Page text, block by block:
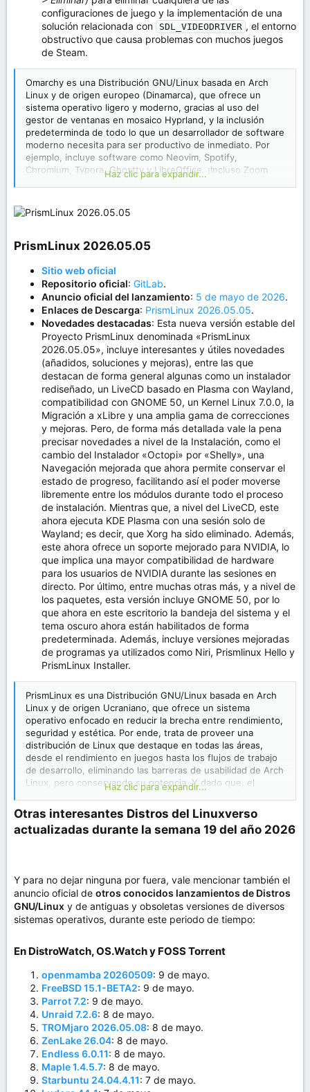
configuraciones de juego y la implementación de una
solución relacionada con
SDL_VIDEODRIVER , el entorno
obstructivo que causa problemas con muchos juegos
de Steam.
Omarchy es una Distribución GNU/Linux basada en Arch
Linux y de origen europeo (Dinamarca), que ofrece un
sistema operativo ligero y moderno, gracias al uso del
gestor de ventanas en mosaico Hyprland, y la inclusión
predeterminda de todo lo que un desarrollador de software
moderno necesita para ser productivo de inmediato. Por
ejemplo, incluye software como Neovim, Spotify,
Chromium, Typora, Ghostty y LibreOffice. ¡Incluso Zoom
está incluido! Pero no se trata solo de un paquete de
pensando tanto en la estética como en la productividad.
Por lo que, en definitiva prioriza ser un sistema hermoso
Haz clic para expandir...
PrismLinux 2026.05.05​
Sitio web oficial
Repositorio oficial: GitLab.
Anuncio oficial del lanzamiento: 5 de mayo de 2026.
Enlaces de Descarga: PrismLinux 2026.05.05.
Novedades destacadas: Esta nueva versión estable del
Proyecto PrismLinux denominada «PrismLinux
2026.05.05», incluye interesantes y útiles novedades
(añadidos, soluciones y mejoras), entre las que
destacan de forma general algunas como un instalador
rediseñado, un LiveCD basado en Plasma con Wayland,
compatibilidad con GNOME 50, un Kernel Linux 7.0.0, la
Migración a xLibre y una amplia gama de correcciones
y mejoras. Pero, de forma más detallada vale la pena
precisar novedades a nivel de la Instalación, como el
cambio del Instalador «Octopi» por «Shelly», una
Navegación mejorada que ahora permite conservar el
estado de progreso, facilitando así el poder moverse
libremente entre los módulos durante todo el proceso
de instalación. Mientras que, a nivel del LiveCD, este
ahora ejecuta KDE Plasma con una sesión solo de
Wayland; es decir, que Xorg ha sido eliminado. Además,
este ahora ofrece un soporte mejorado para NVIDIA, lo
que implica una mayor compatibilidad de hardware
para los usuarios de NVIDIA durante las sesiones en
directo. Por último, entre muchas otras más, y a nivel de
los paquetes, esta versión incluye GNOME 50, por lo
que ahora en este escritorio la bandeja del sistema y el
tema oscuro ahora están habilitados de forma
predeterminada. Además, incluye versiones mejoradas
de programas ya utilizados como Niri, Prismlinux Hello y
PrismLinux Installer.
PrismLinux es una Distribución GNU/Linux basada en Arch
Linux y de origen Ucraniano, que ofrece un sistema
operativo enfocado en reducir la brecha entre rendimiento,
seguridad y estética. Por ende, trata de proveer una
distribución de Linux que destaque en todas las áreas,
desde el rendimiento en juegos hasta los flujos de trabajo
de desarrollo, eliminando las barreras de usabilidad de Arch
Linux, pero conservando su potencia. Y dado que, el
código abierto se basa en la colaboración, y no en la
competencia, PrismLinux se apoya en la transparencia y la
automatización de tareas tediosas para que cualquier
usuario pueda centrarse en disfrutar y aprovechar su
Haz clic para expandir...
Otras interesantes Distros del Linuxverso
actualizadas durante la semana 19 del año 2026​
Y para no dejar ninguna por fuera, vale mencionar también el
anuncio oficial de otros conocidos lanzamientos de Distros
GNU/Linux y de antiguas y obsoletas versiones de diversos
sistemas operativos, durante este periodo de tiempo:
En DistroWatch, OS.Watch y FOSS Torrent​
openmamba 20260509: 9 de mayo.
FreeBSD 15.1-BETA2: 9 de mayo.
Parrot 7.2: 9 de mayo.
Unraid 7.2.6: 8 de mayo.
TROMjaro 2026.05.08: 8 de mayo.
ZenLake 26.04: 8 de mayo.
Endless 6.0.11: 8 de mayo.
Maple 1.4.5.7: 8 de mayo.
Starbuntu 24.04.4.11: 7 de mayo.